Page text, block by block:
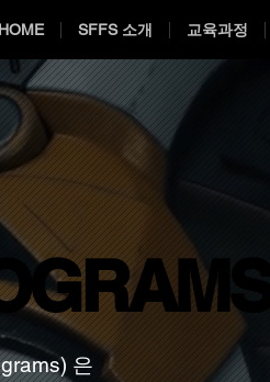
HOME SFFS 소개 교육과정
은